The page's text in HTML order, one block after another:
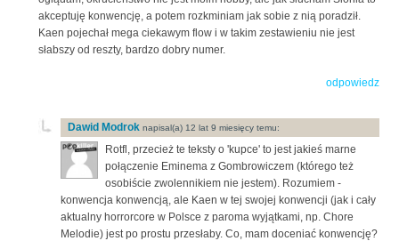
akceptuję konwencję, a potem rozkminiam jak sobie z nią poradził.
Kaen pojechał mega ciekawym flow i w takim zestawieniu nie jest
słabszy od reszty, bardzo dobry numer.
odpowiedz
Dawid Modrok napisal(a) 12 lat 9 miesięcy temu:
Rotfl, przecież te teksty o 'kupce' to jest jakieś marne
połączenie Eminema z Gombrowiczem (którego też
osobiście zwolennikiem nie jestem). Rozumiem -
konwencja konwencją, ale Kaen w tej swojej konwencji (jak i cały
aktualny horrorcore w Polsce z paroma wyjątkami, np. Chore
Melodie) jest po prostu przesłaby. Co, mam doceniać konwencję?